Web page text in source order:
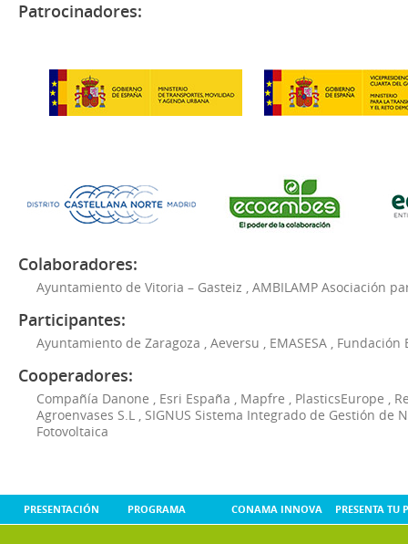
Patrocinadores:
Colaboradores:
Ayuntamiento de Vitoria – Gasteiz AMBILAMP Asociación
Participantes:
Ayuntamiento de Zaragoza Aeversu EMASESA Fundación
Cooperadores:
Compañía Danone Esri España Mapfre PlasticsEurope
Agroenvases S.L
SIGNUS Sistema Integrado de Gestión de
Fotovoltaica
PRESENTACIÓN PROGRAMA CONAMA INNOVA PRESENTA TU